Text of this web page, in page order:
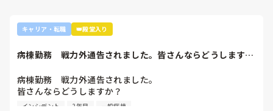
キャリア・転職 👑殿堂入り
病棟勤務　戦力外通告されました。皆さんならどうします
病棟勤務　戦力外通告されました。
皆さんならどうしますか？
2年目です。1年目はゆるい部署にいましたが、人間関係が原
インシデント 2年目 一般病棟